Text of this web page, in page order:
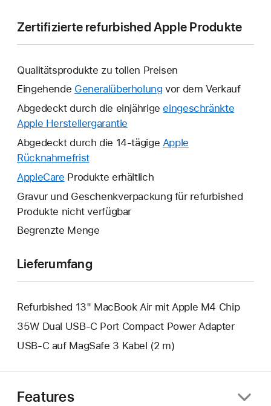
Zertifizierte refurbished Apple Produkte
Qualitätsprodukte zu tollen Preisen
Eingehende Generalüberholung vor dem Verkauf
Abgedeckt durch die einjährige eingeschränkte
Apple Herstellergarantie
neues
geöffnet.
Abgedeckt durch die 14-tägige Apple
RücknahmefristEin
neues
wird
geöffnet.
AppleCare Ein
neues
Fenster
geöffnet.
Produkte erhältlich
Gravur und Geschenkverpackung für refurbished
Produkte nicht verfügbar
Begrenzte Menge
Lieferumfang
Refurbished 13" MacBook Air mit Apple M4 Chip
35W Dual USB‑C Port Compact Power Adapter
USB‑C auf MagSafe 3 Kabel (2 m)
Features